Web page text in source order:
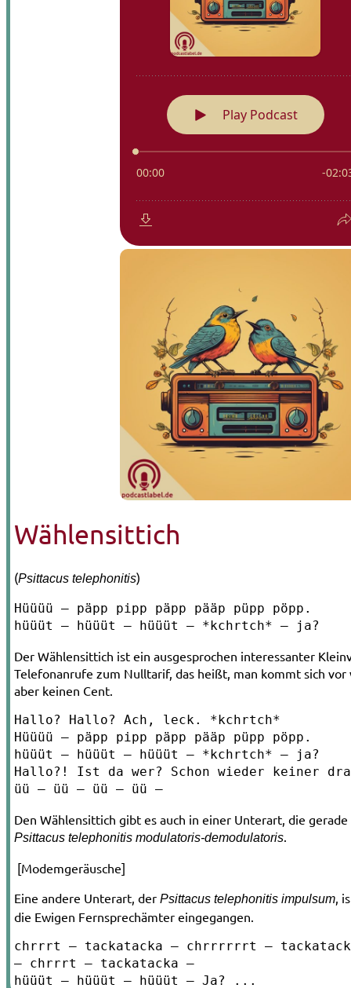
Wählensittich
(Psittacus telephonitis)
Hüüüü –­ päpp pipp päpp pääp püpp pöpp.
hüüüt ­– hüüüt ­– hüüüt ­– *kchrtch* ­– ja?
Der Wählensittich ist ein ausgesprochen interessanter
Telefonanrufe zum Nulltarif, das heißt, man kommt sich
aber keinen Cent.
Hallo? Hallo? Ach, leck. *kchrtch*
Hüüüü ­– päpp pipp päpp pääp püpp pöpp.
hüüüt ­– hüüüt ­– hüüüt ­– *kchrtch* –­ ja?
Hallo?! Ist da wer? Schon wieder keiner
üü –­ üü ­– üü ­– üü ­–
Den Wählensittich gibt es auch in einer Unterart, die
Psittacus telephonitis modulatoris­-demodulatoris.
­ [Modemgeräusche]
Eine andere Unterart, der Psittacus tele­phonitis impulsum,
die Ewigen Fernsprechämter eingegangen.
chrrrt ­– tackatacka ­– chrrrrrrt ­–
– chrrrt – tackatacka – ­
hüüüt – hüüüt – hüüüt ­– Ja? ...